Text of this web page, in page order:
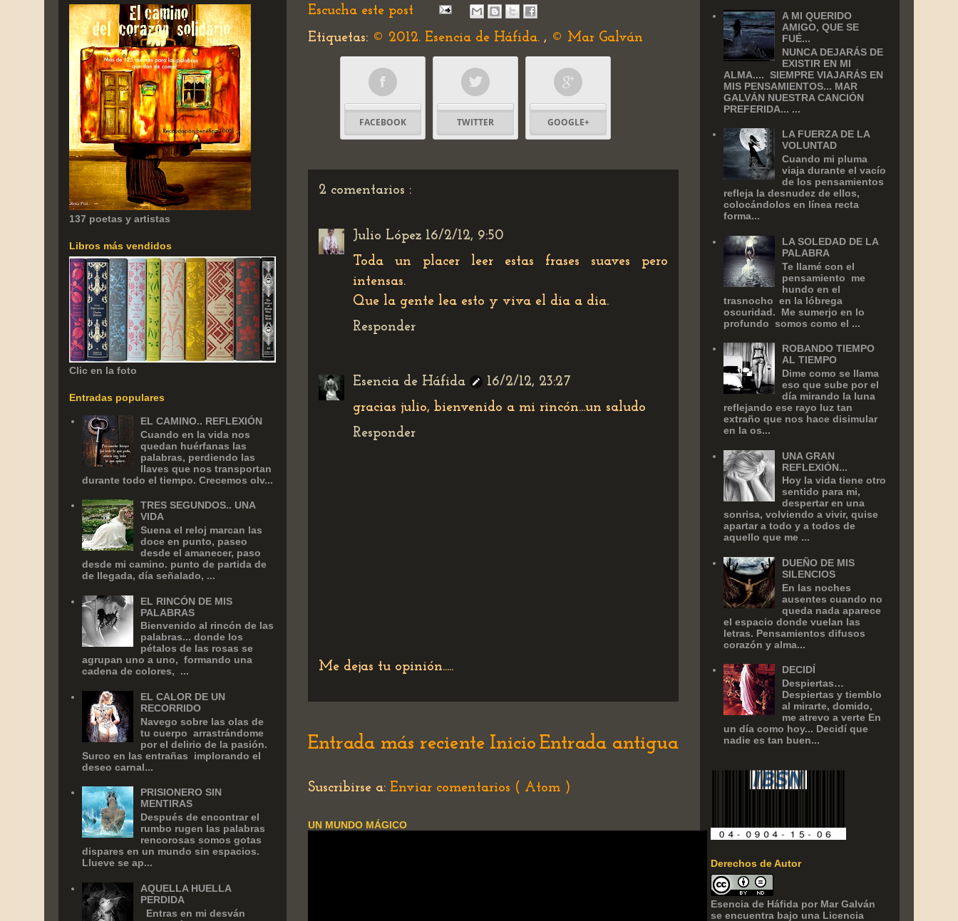
Escucha este post
Etiquetas: © 2012. Esencia de Háfida. , © Mar Galván
FACEBOOK TWITTER GOOGLE+
2 comentarios :
Julio López 16/2/12, 9:50
Toda un placer leer estas frases suaves pero
intensas.
Que la gente lea esto y viva el dia a dia.
Responder
Esencia de Háfida
16/2/12, 23:27
gracias julio, bienvenido a mi rincón...un saludo
Responder
Me dejas tu opinión.....
Entrada más reciente Entrada antigua
Inicio
Suscribirse a: Enviar comentarios ( Atom )
UN MUNDO MÁGICO
137 poetas y artistas
Libros más vendidos
Clic en la foto
Entradas populares
EL CAMINO.. REFLEXIÓN
Cuando en la vida nos
quedan huérfanas las
palabras, perdiendo las
llaves que nos transportan
durante todo el tiempo. Crecemos olv...
TRES SEGUNDOS.. UNA
VIDA
Suena el reloj marcan las
doce en punto, paseo
desde el amanecer, paso
desde mi camino. punto de partida de
de llegada, día señalado, ...
EL RINCÓN DE MIS
PALABRAS
Bienvenido al rincón de las
palabras... donde los
pétalos de las rosas se
agrupan uno a uno, formando una
cadena de colores, ...
EL CALOR DE UN
RECORRIDO
Navego sobre las olas de
tu cuerpo arrastrándome
por el delirio de la pasión.
Surco en las entrañas implorando el
deseo carnal...
PRISIONERO SIN
MENTIRAS
Después de encontrar el
rumbo rugen las palabras
rencorosas somos gotas
dispares en un mundo sin espacios.
Llueve se ap...
AQUELLA HUELLA
PERDIDA
Entras en mi desván
A MI QUERIDO
AMIGO, QUE SE
FUÉ...
NUNCA DEJARÁS DE
EXISTIR EN MI
ALMA.... SIEMPRE VIAJARÁS EN
MIS PENSAMIENTOS... MAR
GALVÁN NUESTRA CANCIÓN
PREFERIDA... ...
LA FUERZA DE LA
VOLUNTAD
Cuando mi pluma
viaja durante el vacío
de los pensamientos
refleja la desnudez de ellos,
colocándolos en línea recta
forma...
LA SOLEDAD DE LA
PALABRA
Te llamé con el
pensamiento me
hundo en el
trasnocho en la lóbrega
oscuridad. Me sumerjo en lo
profundo somos como el ...
ROBANDO TIEMPO
AL TIEMPO
Dime como se llama
eso que sube por el
día mirando la luna
reflejando ese rayo luz tan
extraño que nos hace disimular
en la os...
UNA GRAN
REFLEXIÓN...
Hoy la vida tiene otro
sentido para mi,
despertar en una
sonrisa, volviendo a vivir, quise
apartar a todo y a todos de
aquello que me ...
DUEÑO DE MIS
SILENCIOS
En las noches
ausentes cuando no
queda nada aparece
el espacio donde vuelan las
letras. Pensamientos difusos
corazón y alma...
DECIDÍ
Despiertas…
Despiertas y tiemblo
al mirarte, domido,
me atrevo a verte En
un día como hoy... Decidí que
nadie es tan buen...
Derechos de Autor
Esencia de Háfida por Mar Galván
se encuentra bajo una Licencia